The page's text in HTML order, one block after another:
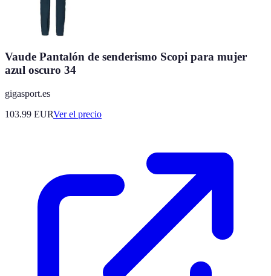
Vaude Pantalón de senderismo Scopi para mujer
azul oscuro 34
gigasport.es
103.99 EURVer el precio